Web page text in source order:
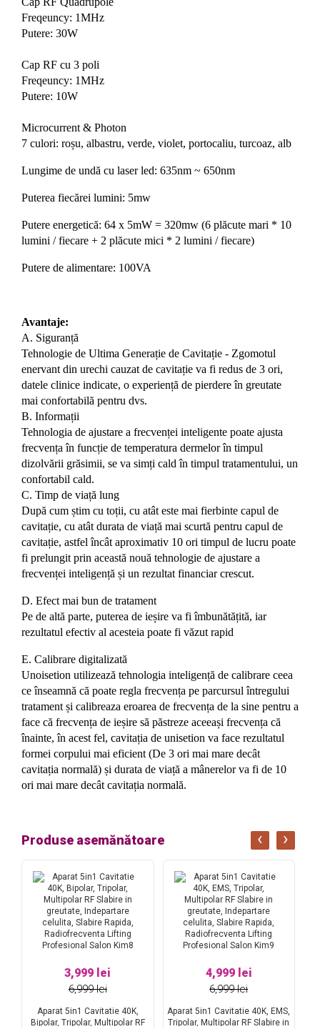
Freqeuncy: 1MHz
Putere: 30W
Cap RF cu 3 poli
Freqeuncy: 1MHz
Putere: 10W
Microcurrent & Photon
7 culori: roșu, albastru, verde, violet, portocaliu, turcoaz, alb
Lungime de undă cu laser led: 635nm ~ 650nm
Puterea fiecărei lumini: 5mw
Putere energetică: 64 x 5mW = 320mw (6 plăcute mari * 10
lumini / fiecare + 2 plăcute mici * 2 lumini / fiecare)
Putere de alimentare: 100VA
Avantaje:
A. Siguranță
Tehnologie de Ultima Generație de Cavitație - Zgomotul
enervant din urechi cauzat de cavitație va fi redus de 3 ori,
datele clinice indicate, o experiență de pierdere în greutate
mai confortabilă pentru dvs.
B. Informații
Tehnologia de ajustare a frecvenței inteligente poate ajusta
frecvența în funcție de temperatura dermelor în timpul
dizolvării grăsimii, se va simți cald în timpul tratamentului, un
confortabil cald.
C. Timp de viață lung
După cum știm cu toții, cu atât este mai fierbinte capul de
cavitație, cu atât durata de viață mai scurtă pentru capul de
cavitație, astfel încât aproximativ 10 ori timpul de lucru poate
fi prelungit prin această nouă tehnologie de ajustare a
frecvenței inteligență și un rezultat financiar crescut.
D. Efect mai bun de tratament
Pe de altă parte, puterea de ieșire va fi îmbunătățită, iar
rezultatul efectiv al acesteia poate fi văzut rapid
E. Calibrare digitalizată
Unoisetion utilizează tehnologia inteligență de calibrare ceea
ce înseamnă că poate regla frecvența pe parcursul întregului
tratament și calibreaza eroarea de frecvența de la sine pentru a
face că frecvența de ieșire să păstreze aceeași frecvența că
înainte, în acest fel, cavitația de unisetion va face rezultatul
formei corpului mai eficient (De 3 ori mai mare decât
cavitația normală) și durata de viață a mânerelor va fi de 10
ori mai mare decât cavitația normală.
Produse asemănătoare
3,999 lei
6,999 lei
Aparat 5in1 Cavitatie 40K,
Bipolar, Tripolar, Multipolar RF
4,999 lei
6,999 lei
Aparat 5in1 Cavitatie 40K, EMS,
Tripolar, Multipolar RF Slabire in
‹ ›